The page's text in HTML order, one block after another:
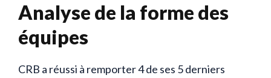
Analyse de la forme des
équipes
CRB a réussi à remporter 4 de ses 5 derniers